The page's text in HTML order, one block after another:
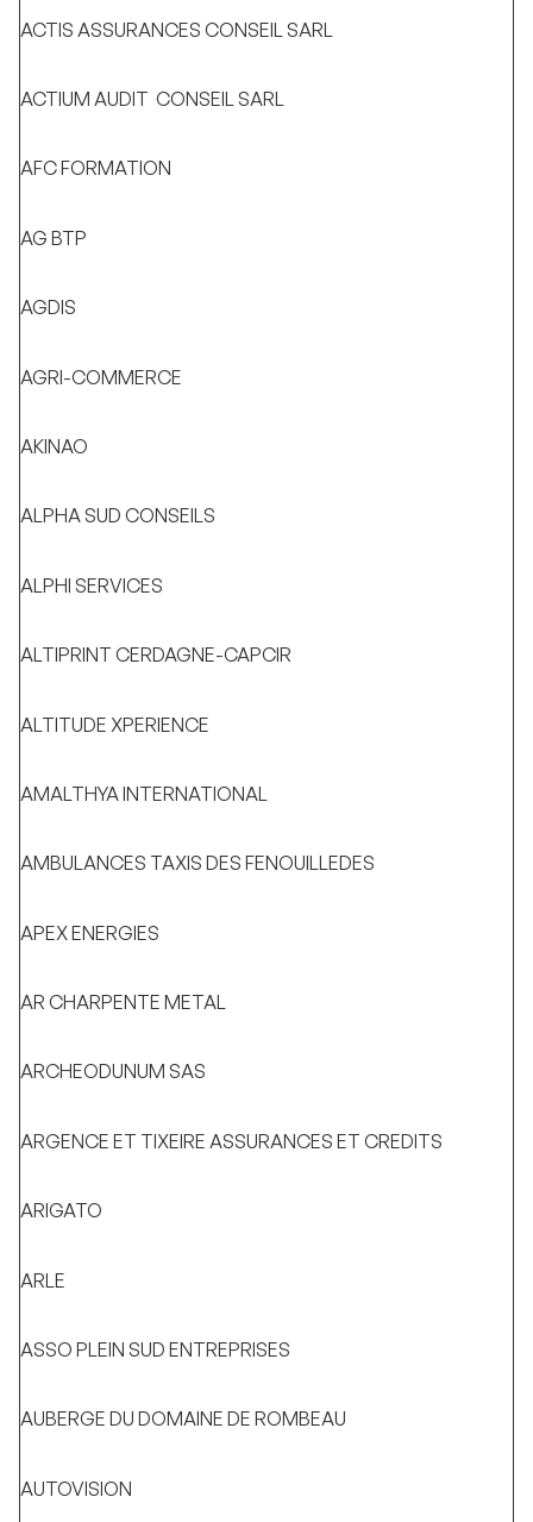
ACTIS ASSURANCES CONSEIL SARL
ACTIUM AUDIT CONSEIL SARL
AFC FORMATION
AG BTP
AGDIS
AGRI-COMMERCE
AKINAO
ALPHA SUD CONSEILS
ALPHI SERVICES
ALTIPRINT CERDAGNE-CAPCIR
ALTITUDE XPERIENCE
AMALTHYA INTERNATIONAL
AMBULANCES TAXIS DES FENOUILLEDES
APEX ENERGIES
AR CHARPENTE METAL
ARCHEODUNUM SAS
ARGENCE ET TIXEIRE ASSURANCES ET CREDITS
ARIGATO
ARLE
ASSO PLEIN SUD ENTREPRISES
AUBERGE DU DOMAINE DE ROMBEAU
AUTOVISION